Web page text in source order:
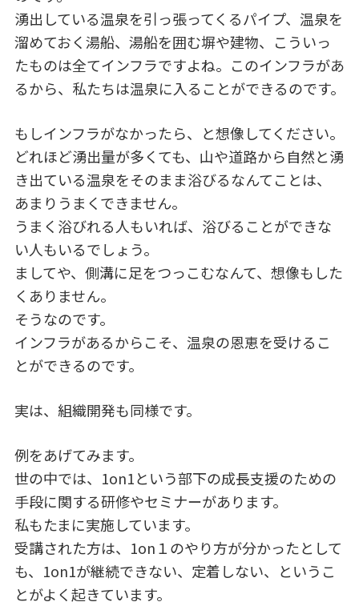
湧出している温泉を引っ張ってくるパイプ、温泉を
溜めておく湯船、湯船を囲む塀や建物、こういっ
たものは全てインフラですよね。このインフラがあ
るから、私たちは温泉に入ることができるのです。
もしインフラがなかったら、と想像してください。
どれほど湧出量が多くても、山や道路から自然と湧
き出ている温泉をそのまま浴びるなんてことは、
あまりうまくできません。
うまく浴びれる人もいれば、浴びることができな
い人もいるでしょう。
ましてや、側溝に足をつっこむなんて、想像もした
くありません。
そうなのです。
インフラがあるからこそ、温泉の恩恵を受けるこ
とができるのです。
実は、組織開発も同様です。
例をあげてみます。
世の中では、1on1という部下の成長支援のための
手段に関する研修やセミナーがあります。
私もたまに実施しています。
受講された方は、1on１のやり方が分かったとして
も、1on1が継続できない、定着しない、というこ
とがよく起きています。